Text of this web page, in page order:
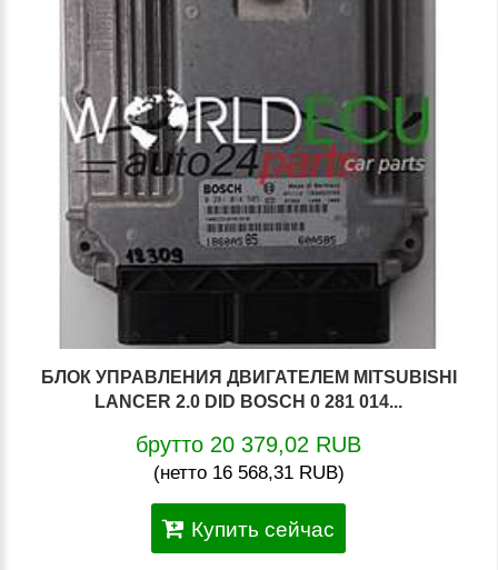
БЛОК УПРАВЛЕНИЯ ДВИГАТЕЛЕМ MITSUBISHI
LANCER 2.0 DID BOSCH 0 281 014...
брутто 20 379,02 RUB
(нетто 16 568,31 RUB)
Купить сейчас